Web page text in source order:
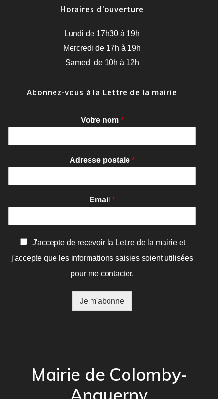
Horaires d'ouverture
Lundi de 17h30 à 19h
Mercredi de 17h à 19h
Samedi de 10h à 12h
Abonnez-vous à la Lettre de la mairie
Votre nom *
Adresse postale *
Email *
n
J'accepte de recevoir la Lettre de la mairie et
j'accepte que les informations saisies soient utilisées
pour me contacter.
Je m'abonne
Mairie de Colomby-
Anguerny